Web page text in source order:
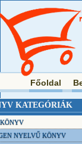
Főoldal
KATEGÓRIÁK
NYELVŰ KÖNYV